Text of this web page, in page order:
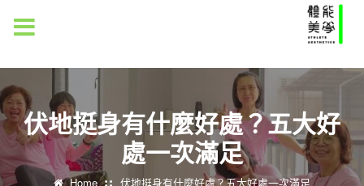
伏地挺身有什麼好處？五大好
處一次滿足
Home 伏地挺身有什麼好處？五大好處一次滿足